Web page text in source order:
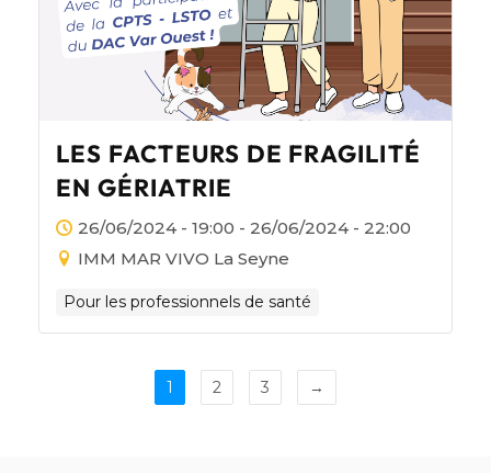
LES FACTEURS DE FRAGILITÉ
EN GÉRIATRIE
26/06/2024 - 19:00 - 26/06/2024 - 22:00
IMM MAR VIVO La Seyne
Pour les professionnels de santé
1 2 3 →